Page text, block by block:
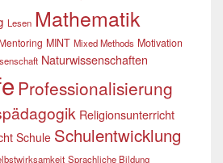
Lesen Mathematik
Mentoring MINT Mixed Methods Motivation
Naturwissenschaften
Professionalisierung
Religionsunterricht
Schule Schulentwicklung
Sprachliche Bildung